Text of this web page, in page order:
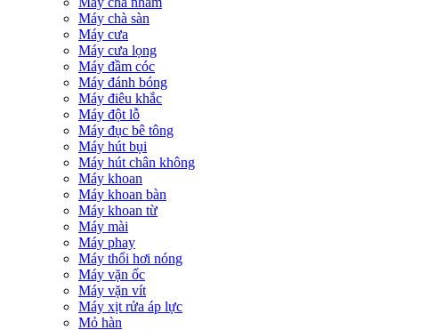
Máy chà sàn
Máy cưa
Máy cưa lọng
Máy đầm cóc
Máy đánh bóng
Máy điêu khắc
Máy đột lỗ
Máy đục bê tông
Máy hút bụi
Máy hút chân không
Máy khoan
Máy khoan bàn
Máy khoan từ
Máy mài
Máy phay
Máy thổi hơi nóng
Máy vặn ốc
Máy vặn vít
Máy xịt rửa áp lực
Mỏ hàn